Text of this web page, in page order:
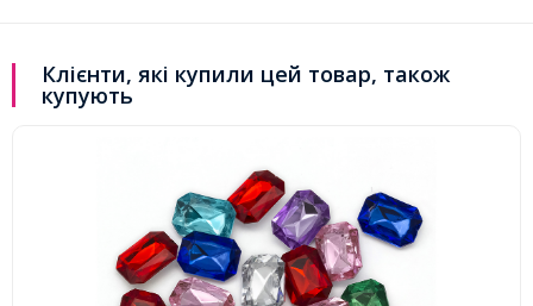
Клієнти, які купили цей товар, також
купують